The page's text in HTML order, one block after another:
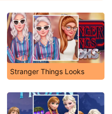
Stranger Things Looks